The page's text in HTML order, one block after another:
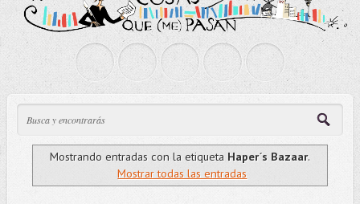
Mostrando entradas con la etiqueta Haper´s Bazaar.
Mostrar todas las entradas